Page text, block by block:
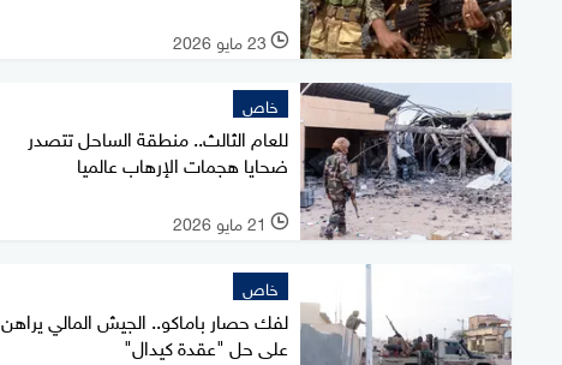
l 23 مايو 2026
خاص
للعام الثالث.. منطقة الساحل تتصدر
ضحايا هجمات الإرهاب عالميا
l 21 مايو 2026
خاص
لفك حصار باماكو.. الجيش المالي يراهن
على حل "عقدة كيدال"